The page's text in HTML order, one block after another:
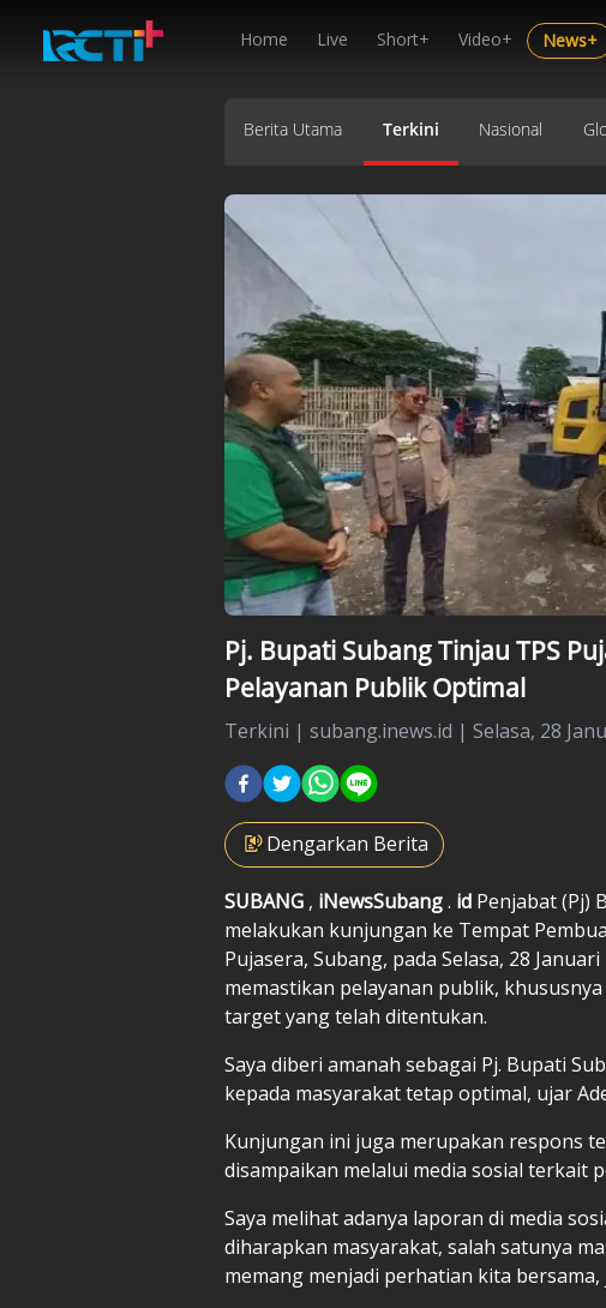
Home Live Short+ Video+ News+
Berita Utama Terkini Nasional
Pj. Bupati Subang Tinjau TPS
Pelayanan Publik Optimal
Terkini | subang.inews.id | Selasa, 28
Dengarkan Berita
SUBANG , iNewsSubang. id Penjabat (Pj)
melakukan kunjungan ke Tempat
Pujasera, Subang, pada Selasa, 28
memastikan pelayanan publik,
target yang telah ditentukan.
Saya diberi amanah sebagai Pj. Bupati
kepada masyarakat tetap optimal, ujar
Kunjungan ini juga merupakan respons
disampaikan melalui media sosial terkait
Saya melihat adanya laporan di media
diharapkan masyarakat, salah satunya
memang menjadi perhatian kita bersama,